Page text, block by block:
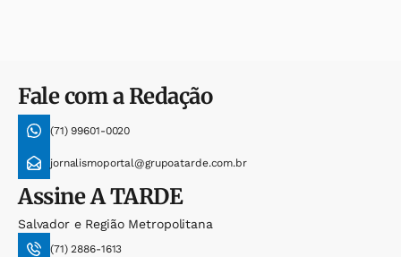
Fale com a Redação
(71) 99601-0020
jornalismoportal@grupoatarde.com.br
AssineA TARDE
Salvador e Região Metropolitana
(71) 2886-1613